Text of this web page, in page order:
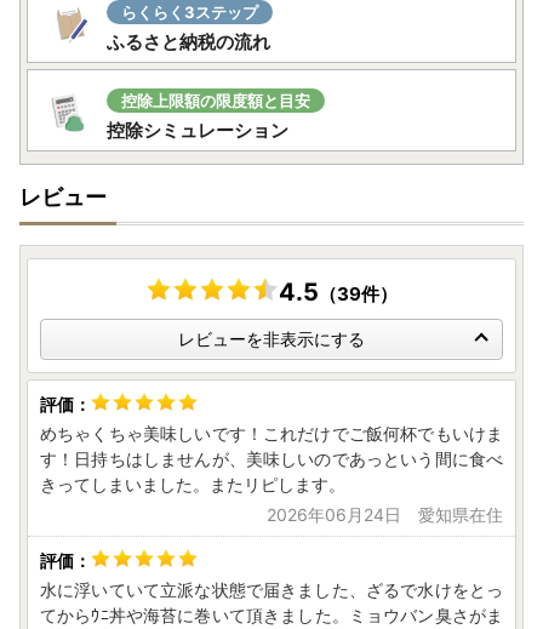
いたします。
※転送を拒否された場合の返礼品の再発送はいたしません。
詳しくはヤマト運輸のホームページをご確認ください。
https://www.yamato-hd.co.jp/important/info_230417_
2.html
らくらく3ステップ
ふるさと納税の流れ
控除上限額の限度額と目安
控除シミュレーション
レビュー
4.5 （39件）
レビューを非表示にする
めちゃくちゃ美味しいです！これだけでご飯何杯でもいけま
す！日持ちはしませんが、美味しいのであっという間に食べ
きってしまいました。またリピします。
2026年06月24日 愛知県在住
水に浮いていて立派な状態で届きました、ざるで水けをとっ
てからｳﾆ丼や海苔に巻いて頂きました。ミョウバン臭さがま